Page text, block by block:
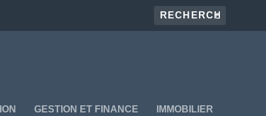
GESTION ET FINANCE IMMOBILIER